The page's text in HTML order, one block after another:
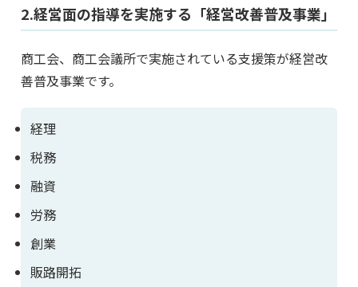
2.経営面の指導を実施する「経営改善普及事業」
商工会、商工会議所で実施されている支援策が経営改
善普及事業です。
経理
税務
融資
労務
創業
販路開拓